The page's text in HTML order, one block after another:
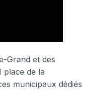
Grand et des
place de la
municipaux dédiés